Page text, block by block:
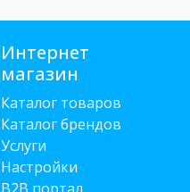
Интернет
магазин
Каталог товаров
Каталог брендов
Услуги
Настройки